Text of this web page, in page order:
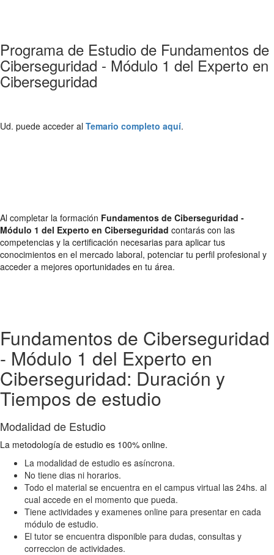
Programa de Estudio de Fundamentos de
Ciberseguridad - Módulo 1 del Experto en
Ciberseguridad
Ud. puede acceder al Temario completo aquí.
Al completar la formación Fundamentos de Ciberseguridad -
Módulo 1 del Experto en Ciberseguridad contarás con las
competencias y la certificación necesarias para aplicar tus
conocimientos en el mercado laboral, potenciar tu perfil profesional y
acceder a mejores oportunidades en tu área.
Fundamentos de Ciberseguridad
- Módulo 1 del Experto en
Ciberseguridad: Duración y
Tiempos de estudio
Modalidad de Estudio
La metodología de estudio es 100% online.
La modalidad de estudio es asíncrona.
No tiene dias ni horarios.
Todo el material se encuentra en el campus virtual las 24hs. al
cual accede en el momento que pueda.
Tiene actividades y examenes online para presentar en cada
módulo de estudio.
El tutor se encuentra disponible para dudas, consultas y
correccion de actividades.